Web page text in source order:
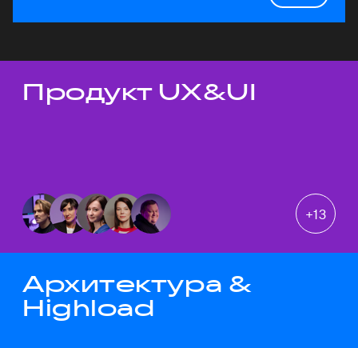
Темы докладов
Продукт UX&UI
+13
Архитектура &
Highload